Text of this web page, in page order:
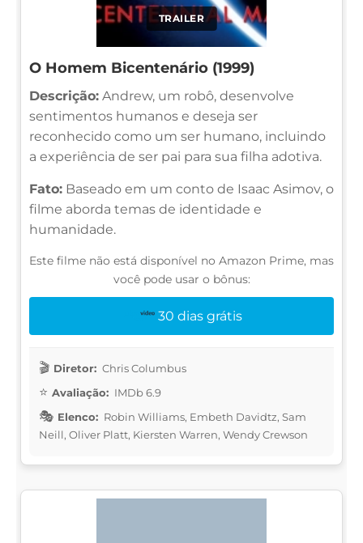
TRAILER
O Homem Bicentenário (1999)
Descrição: Andrew, um robô, desenvolve
sentimentos humanos e deseja ser
reconhecido como um ser humano, incluindo
a experiência de ser pai para sua filha adotiva.
Fato: Baseado em um conto de Isaac Asimov, o
filme aborda temas de identidade e
humanidade.
Este filme não está disponível no Amazon Prime, mas
você pode usar o bônus:
30 dias grátis
Diretor: Chris Columbus
Avaliação: IMDb 6.9
Elenco: Robin Williams, Embeth Davidtz, Sam
Neill, Oliver Platt, Kiersten Warren, Wendy Crewson